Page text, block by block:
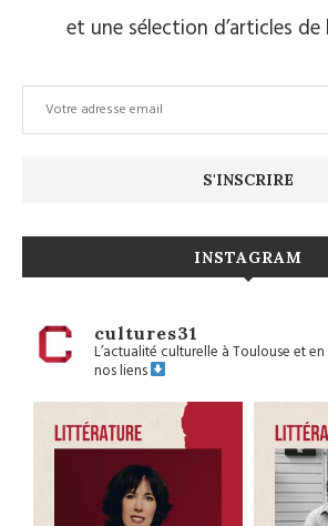
et une sélection d’articles
INSTAGRAM
cultures31
L’actualité culturelle à Toulouse et
nos liens